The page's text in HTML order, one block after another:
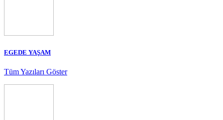
EGEDE YAŞAM
Tüm Yazıları Göster